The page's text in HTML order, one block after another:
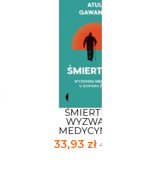
ŚMIERTELNI
WYZWANIA
MEDYCYNY U...
33,93 zł49,90 zł